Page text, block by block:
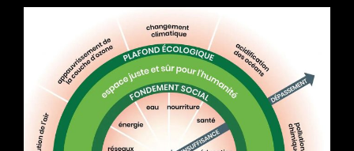
CADRE
DU
FESTIVAL
DU
TRÈS
COURT
MÉTRAGE!